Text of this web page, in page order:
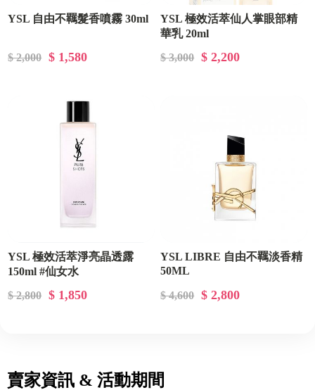
YSL 自由不羈髮香噴霧 30ml
$ 2,000 $ 1,580
YSL 極效活萃仙人掌眼部精
華乳 20ml
$ 3,000
$ 2,200
YSL 極效活萃淨亮晶透露
150ml #仙女水
$ 2,800
$ 1,850
YSL LIBRE 自由不羈淡香精
50ML
$ 4,600 $ 2,800
賣家資訊 & 活動期間